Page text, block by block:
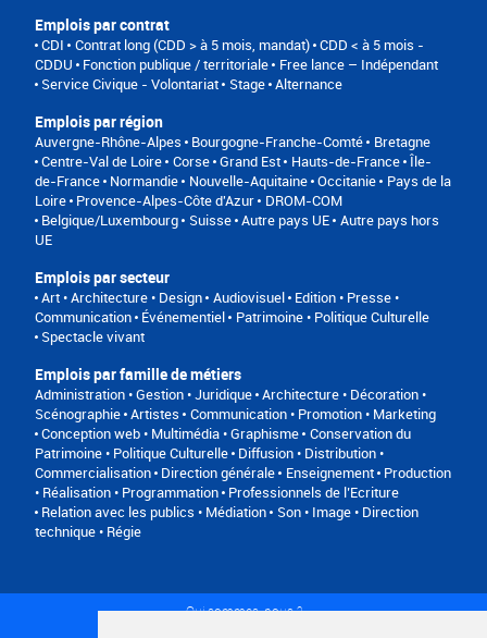
Emplois par contrat
CDI Contrat long (CDD > à 5 mois, mandat) CDD < à 5 mois -
CDDU
Fonction publique / territoriale
Free lance – Indépendant
Service Civique - Volontariat
Stage Alternance
Emplois par région
Auvergne-Rhône-Alpes Bourgogne-Franche-Comté
Bretagne
Centre-Val de Loire Corse Grand Est Hauts-de-France Île-
de-France Normandie Nouvelle-Aquitaine Occitanie
Pays de la
Loire Provence-Alpes-Côte d'Azur
DROM-COM
Belgique/Luxembourg
Suisse Autre pays UE Autre pays hors
UE
Emplois par secteur
Art • Architecture • Design Audiovisuel Edition • Presse •
Communication Événementiel
Patrimoine • Politique Culturelle
Spectacle vivant
Emplois par famille de métiers
Administration • Gestion • Juridique Architecture • Décoration •
Scénographie Artistes
Communication • Promotion • Marketing
Conception web • Multimédia • Graphisme Conservation du
Patrimoine • Politique Culturelle Diffusion • Distribution •
Commercialisation Direction générale Enseignement Production
• Réalisation • Programmation Professionnels de l’Ecriture
Relation avec les publics • Médiation
Son • Image • Direction
technique • Régie
Qui sommes-nous ?